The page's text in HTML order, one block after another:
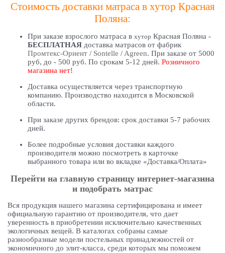
Стоимость доставки матраса в хутор Красная
Поляна:
При заказе взрослого матраса в хутор Красная Поляна -
БЕСПЛАТНАЯ доставка матрасов от фабрик
Промтекс-Ориент / Sontelle / Agreen. При заказе от 5000
руб, до - 500 руб. По срокам 5-12 дней. Розничного
магазина нет!
Доставка осуществляется через транспортную
компанию. Производство находится в Московской
области.
При заказе других брендов: срок доставки 5-7 рабочих
дней.
Более подробные условия доставки каждого
производителя можно посмотреть в карточке
выбранного товара или во вкладке «Доставка/Оплата»
Перейти на главную страницу интернет-магазина
и подобрать матрас
Вся продукция нашего магазина сертифицирована и имеет
официальную гарантию от производителя, что дает
уверенность в приобретении исключительно качественных
экологичных вещей. В каталогах собраны самые
разнообразные модели постельных принадлежностей от
экономичного до элит-класса, среди которых мы поможем